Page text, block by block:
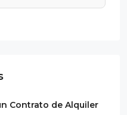
Contrato de Alquiler